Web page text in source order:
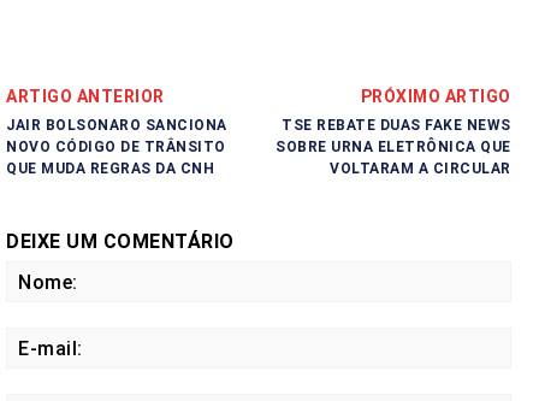
ARTIGO ANTERIOR
JAIR BOLSONARO SANCIONA
NOVO CÓDIGO DE TRÂNSITO
QUE MUDA REGRAS DA CNH
PRÓXIMO ARTIGO
TSE REBATE DUAS FAKE NEWS
SOBRE URNA ELETRÔNICA QUE
VOLTARAM A CIRCULAR
DEIXE UM COMENTÁRIO